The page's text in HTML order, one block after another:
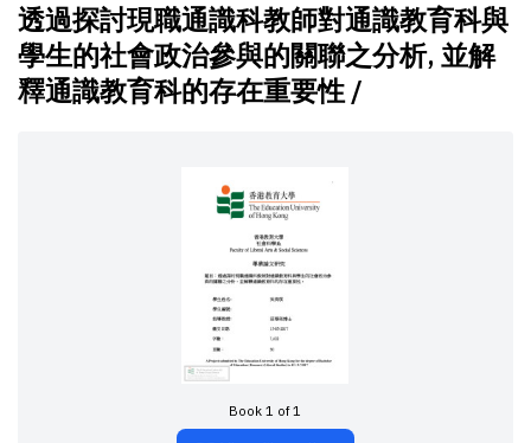
透過探討現職通識科教師對通識教育科與
學生的社會政治參與的關聯之分析, 並解
釋通識教育科的存在重要性 /
Book 1 of 1